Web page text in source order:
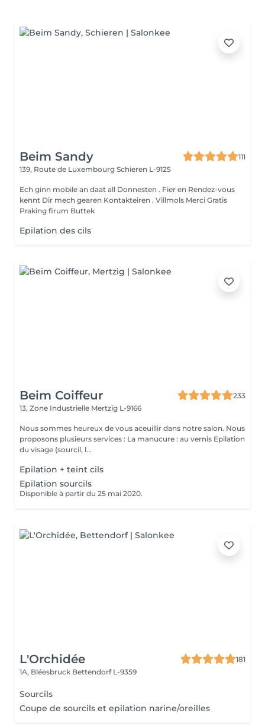
Beim Sandy
111
139, Route de Luxembourg Schieren L-9125
Ech ginn mobile an daat all Donnesten . Fier en Rendez-vous
kennt Dir mech gearen Kontakteiren . Villmols Merci Gratis
Praking firum Buttek
Epilation des cils
Beim Coiffeur
233
13, Zone Industrielle Mertzig L-9166
Nous sommes heureux de vous aceuillir dans notre salon. Nous
proposons plusieurs services : La manucure : au vernis Epilation
du visage (sourcil, l...
Epilation + teint cils
Epilation sourcils
Disponible à partir du 25 mai 2020.
L'Orchidée
181
1A, Bléesbruck Bettendorf L-9359
Sourcils
Coupe de sourcils et epilation narine/oreilles